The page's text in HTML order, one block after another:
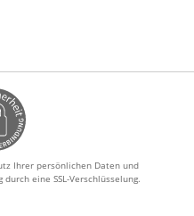
Ihrer persönlichen Daten und
eine SSL-Verschlüsselung.